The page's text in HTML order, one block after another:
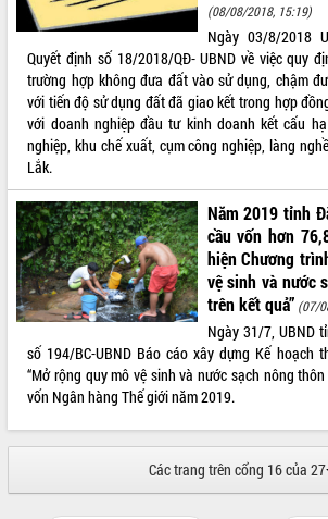
(08/08/2018, 15:19)
Ngày 03/8/2018
Quyết định số 18/2018/QĐ- UBND về việc quy
trường hợp không đưa đất vào sử dụng, chậm
với tiến độ sử dụng đất đã giao kết trong hợp
với doanh nghiệp đầu tư kinh doanh kết cấu
nghiệp, khu chế xuất, cụm công nghiệp, làng
Lắk.
Năm 2019 tỉnh
cầu vốn hơn
hiện Chương
vệ sinh và nước
trên kết quả” (07/
Ngày 31/7, UBND
số 194/BC-UBND Báo cáo xây dựng Kế hoạch
“Mở rộng quy mô vệ sinh và nước sạch nông
vốn Ngân hàng Thế giới năm 2019.
Các trang trên cổng 16 của 27